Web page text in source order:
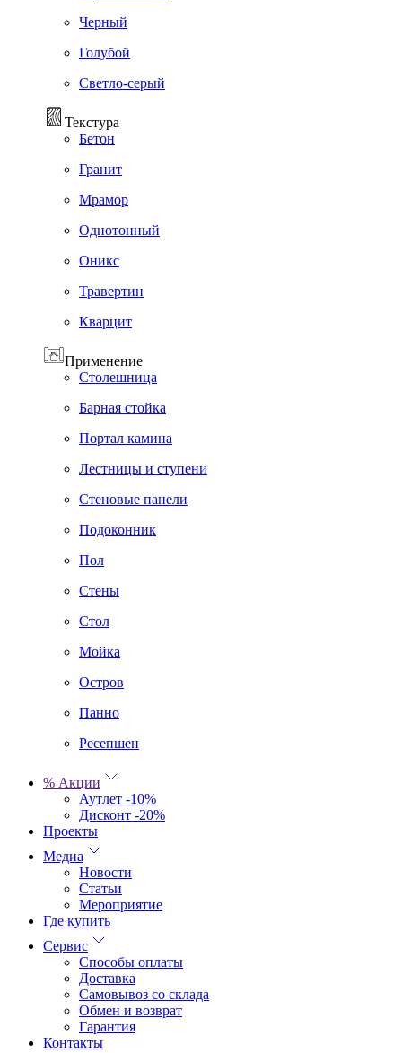
Черный
Голубой
Светло-серый
Текстура
Бетон
Гранит
Мрамор
Однотонный
Оникс
Травертин
Кварцит
Применение
Cтолешница
Барная стойка
Портал камина
Лестницы и ступени
Стеновые панели
Подоконник
Пол
Cтены
Стол
Мойка
Остров
Панно
Ресепшен
% Акции
Аутлет -10%
Дисконт -20%
Проекты
Медиа
Новости
Статьи
Мероприятие
Где купить
Сервис
Способы оплаты
Доставка
Самовывоз со склада
Обмен и возврат
Гарантия
Контакты